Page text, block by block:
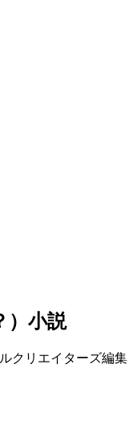
）小説
クリエイターズ編集